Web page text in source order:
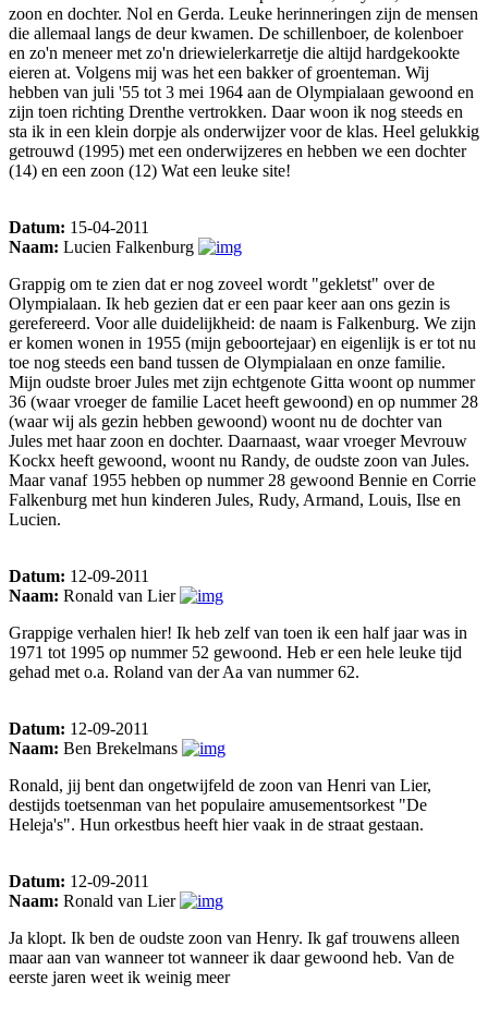
zoon en dochter. Nol en Gerda. Leuke herinneringen zijn de mensen
die allemaal langs de deur kwamen. De schillenboer, de kolenboer
en zo'n meneer met zo'n driewielerkarretje die altijd hardgekookte
eieren at. Volgens mij was het een bakker of groenteman. Wij
hebben van juli '55 tot 3 mei 1964 aan de Olympialaan gewoond en
zijn toen richting Drenthe vertrokken. Daar woon ik nog steeds en
sta ik in een klein dorpje als onderwijzer voor de klas. Heel gelukkig
getrouwd (1995) met een onderwijzeres en hebben we een dochter
(14) en een zoon (12) Wat een leuke site!
Datum: 15-04-2011
Naam: Lucien Falkenburg
Grappig om te zien dat er nog zoveel wordt "gekletst" over de
Olympialaan. Ik heb gezien dat er een paar keer aan ons gezin is
gerefereerd. Voor alle duidelijkheid: de naam is Falkenburg. We zijn
er komen wonen in 1955 (mijn geboortejaar) en eigenlijk is er tot nu
toe nog steeds een band tussen de Olympialaan en onze familie.
Mijn oudste broer Jules met zijn echtgenote Gitta woont op nummer
36 (waar vroeger de familie Lacet heeft gewoond) en op nummer 28
(waar wij als gezin hebben gewoond) woont nu de dochter van
Jules met haar zoon en dochter. Daarnaast, waar vroeger Mevrouw
Kockx heeft gewoond, woont nu Randy, de oudste zoon van Jules.
Maar vanaf 1955 hebben op nummer 28 gewoond Bennie en Corrie
Falkenburg met hun kinderen Jules, Rudy, Armand, Louis, Ilse en
Lucien.
Datum: 12-09-2011
Naam: Ronald van Lier
Grappige verhalen hier! Ik heb zelf van toen ik een half jaar was in
1971 tot 1995 op nummer 52 gewoond. Heb er een hele leuke tijd
gehad met o.a. Roland van der Aa van nummer 62.
Datum: 12-09-2011
Naam: Ben Brekelmans
Ronald, jij bent dan ongetwijfeld de zoon van Henri van Lier,
destijds toetsenman van het populaire amusementsorkest "De
Heleja's". Hun orkestbus heeft hier vaak in de straat gestaan.
Datum: 12-09-2011
Naam: Ronald van Lier
Ja klopt. Ik ben de oudste zoon van Henry. Ik gaf trouwens alleen
maar aan van wanneer tot wanneer ik daar gewoond heb. Van de
eerste jaren weet ik weinig meer